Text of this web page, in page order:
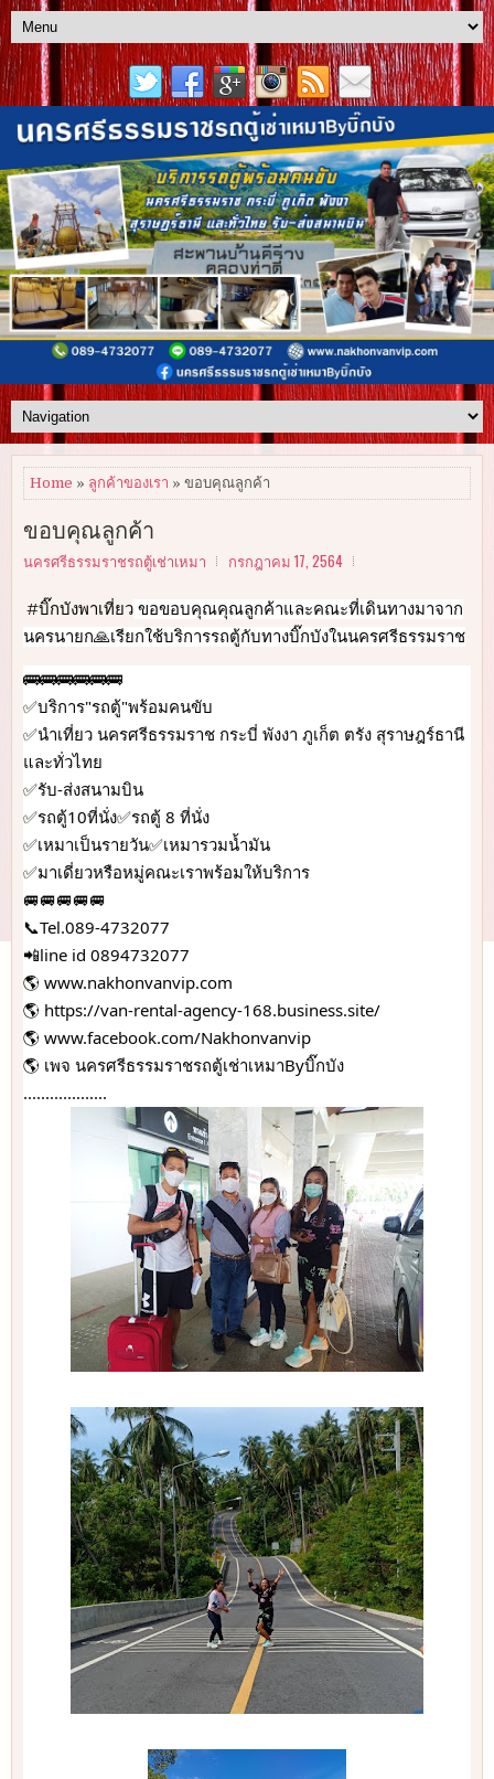
Home » ลูกค้าของเรา » ขอบคุณลูกค้า
ขอบคุณลูกค้า
นครศรีธรรมราชรถตู้เช่าเหมา กรกฎาคม 17, 2564
#บิ๊กบังพาเที่ยว ขอขอบคุณคุณลูกค้าและคณะที่เดินทางมาจาก
นครนายก🙏เรียกใช้บริการรถตู้กับทางบิ๊กบังในนครศรีธรรมราช
🚌🚌🚌🚌🚌🚌
✅บริการ"รถตู้"พร้อมคนขับ
✅นำเที่ยว นครศรีธรรมราช กระบี่ พังงา ภูเก็ต ตรัง สุราษฎร์ธานี
และทั่วไทย
✅รับ-ส่งสนามบิน
✅รถตู้10ที่นั่ง✅รถตู้ 8 ที่นั่ง
✅เหมาเป็นรายวัน✅เหมารวมน้ำมัน
✅มาเดี่ยวหรือหมู่คณะเราพร้อมให้บริการ
🚐🚐🚐🚐🚐
📞Tel.089-4732077
📲line id 0894732077
🌎 www.nakhonvanvip.com
🌎 https://van-rental-agency-168.business.site/
🌎 www.facebook.com/Nakhonvanvip
🌎 เพจ นครศรีธรรมราชรถตู้เช่าเหมาByบิ๊กบัง
...................